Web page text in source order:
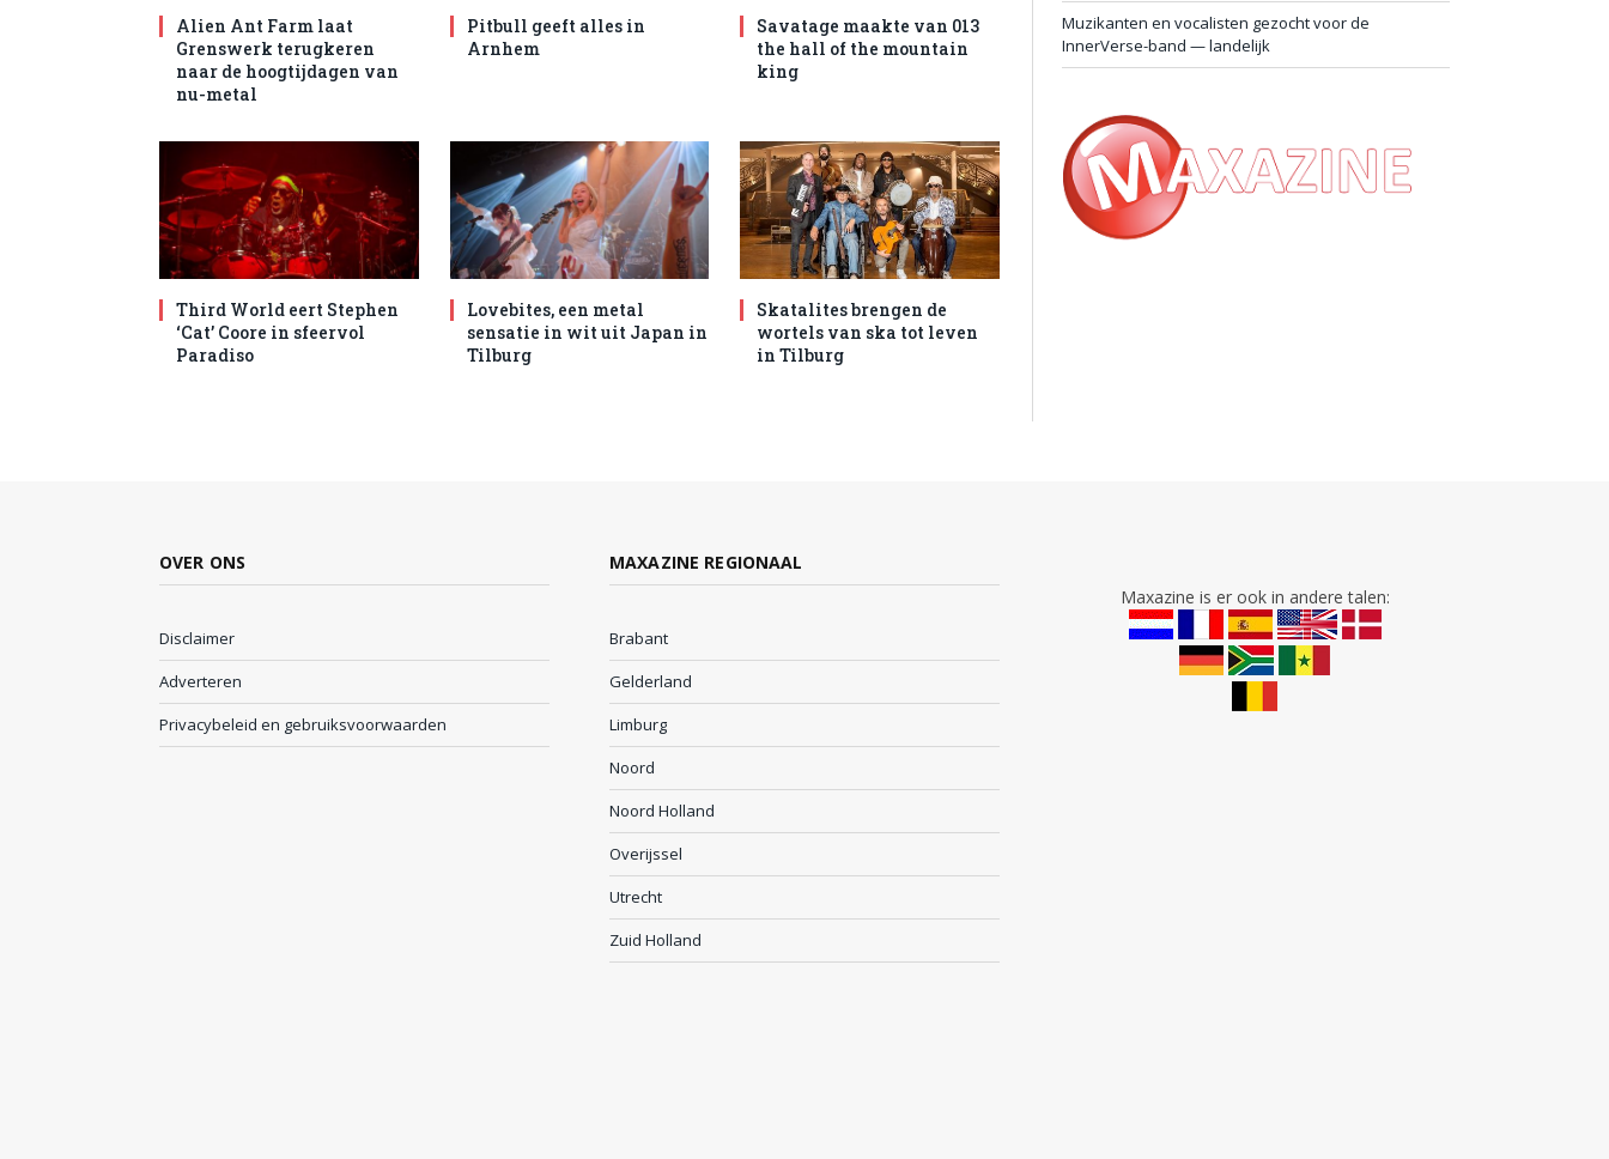
Alien Ant Farm laat
Grenswerk terugkeren
naar de hoogtijdagen van
nu-metal
Pitbull geeft alles in
Arnhem
Savatage maakte van 013
the hall of the mountain
king
Third World eert Stephen
‘Cat’ Coore in sfeervol
Paradiso
Lovebites, een metal
sensatie in wit uit Japan in
Tilburg
Skatalites brengen de
wortels van ska tot leven
in Tilburg
Muzikanten en vocalisten gezocht voor de
InnerVerse-band — landelijk
OVER ONS
Disclaimer
Adverteren
Privacybeleid en gebruiksvoorwaarden
MAXAZINE REGIONAAL
Brabant
Gelderland
Limburg
Noord
Noord Holland
Overijssel
Utrecht
Zuid Holland
Maxazine is er ook in andere talen: